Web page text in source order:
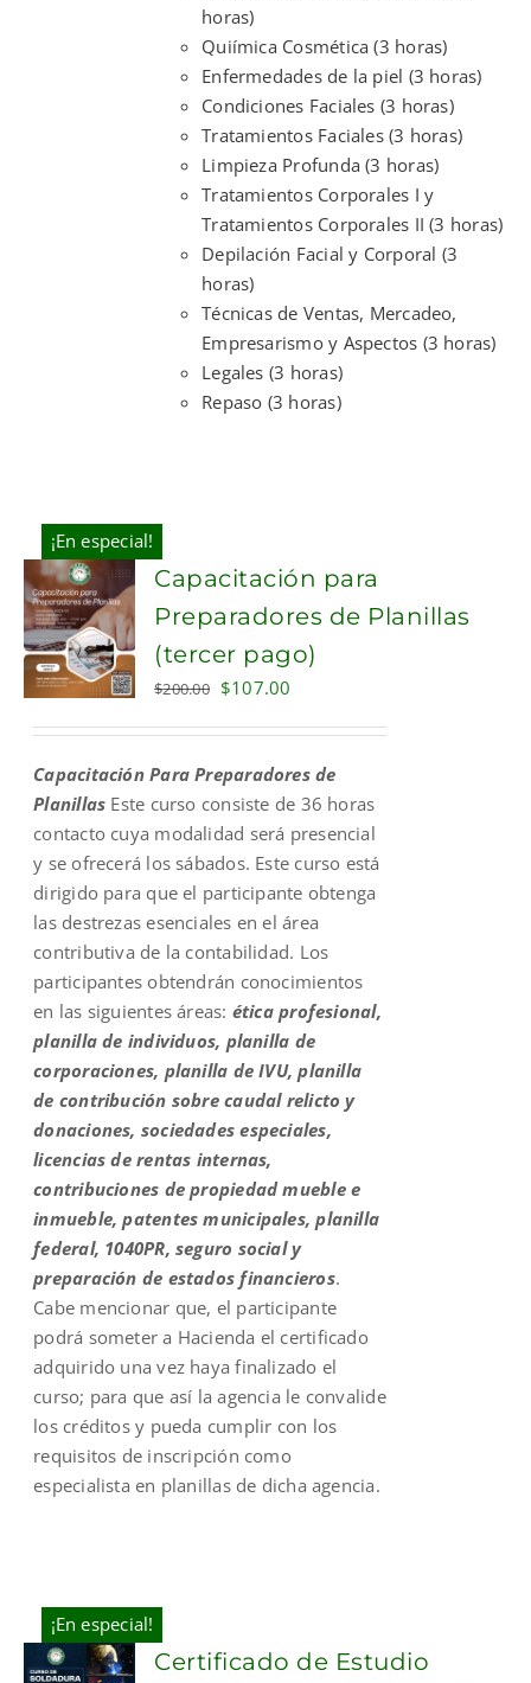
horas)
Quiímica Cosmética (3 horas)
Enfermedades de la piel (3 horas)
Condiciones Faciales (3 horas)
Tratamientos Faciales (3 horas)
Limpieza Profunda (3 horas)
Tratamientos Corporales I y
Tratamientos Corporales II (3 horas)
Depilación Facial y Corporal (3
horas)
Técnicas de Ventas, Mercadeo,
Empresarismo y Aspectos (3 horas)
Legales (3 horas)
Repaso (3 horas)
¡En especial!
ADD TO
CART
Capacitación para
Preparadores de Planillas
(tercer pago)
$200.00 Original
$200.00.
$107.00
$107.00.
Capacitación Para Preparadores de
Planillas Este curso consiste de 36 horas
contacto cuya modalidad será presencial
y se ofrecerá los sábados. Este curso está
dirigido para que el participante obtenga
las destrezas esenciales en el área
contributiva de la contabilidad. Los
participantes obtendrán conocimientos
en las siguientes áreas: ética profesional,
planilla de individuos, planilla de
corporaciones, planilla de IVU, planilla
de contribución sobre caudal relicto y
donaciones, sociedades especiales,
licencias de rentas internas,
contribuciones de propiedad mueble e
inmueble, patentes municipales, planilla
federal, 1040PR, seguro social y
preparación de estados financieros.
Cabe mencionar que, el participante
podrá someter a Hacienda el certificado
adquirido una vez haya finalizado el
curso; para que así la agencia le convalide
los créditos y pueda cumplir con los
requisitos de inscripción como
especialista en planillas de dicha agencia.
¡En especial!
Certificado de Estudio